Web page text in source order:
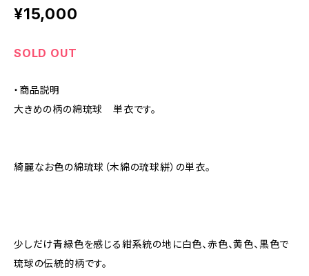
¥15,000
SOLD OUT
・商品説明
大きめの柄の綿琉球 単衣です。
綺麗なお色の綿琉球（木綿の琉球絣）の単衣。
少しだけ青緑色を感じる紺系統の地に白色、赤色、黄色、黒色で
琉球の伝統的柄です。